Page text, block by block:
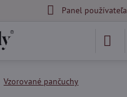
Panel používateľa
Vzorované pančuchy